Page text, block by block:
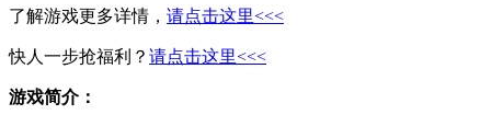
了解游戏更多详情， 请点击这里<<<
快人一步抢福利？ 请点击这里<<<
游戏简介：